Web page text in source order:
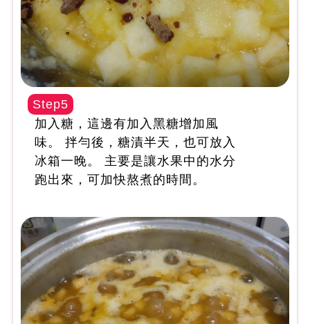
Step5
加入糖，這邊有加入黑糖增加風
味。 拌勻後，糖漬半天，也可放入
冰箱一晚。 主要是讓水果中的水分
跑出來，可加快熬煮的時間。